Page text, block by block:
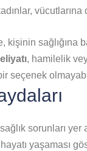
sağlığına
, hamilelik
seçenek
sorunları
yaşaması